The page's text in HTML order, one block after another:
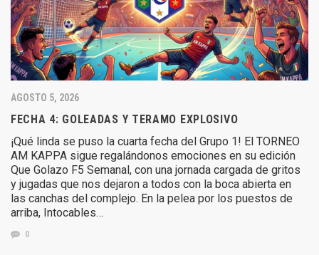
AGOSTO 5, 2026
FECHA 4: GOLEADAS Y TERAMO EXPLOSIVO
¡Qué linda se puso la cuarta fecha del Grupo 1! El TORNEO
AM KAPPA sigue regalándonos emociones en su edición
Que Golazo F5 Semanal, con una jornada cargada de gritos
y jugadas que nos dejaron a todos con la boca abierta en
las canchas del complejo. En la pelea por los puestos de
arriba, Intocables…
0